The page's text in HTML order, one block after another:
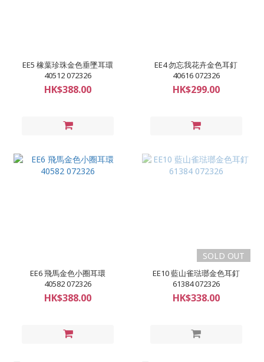
EE5 橡葉珍珠金色垂墜耳環
40512 072326
HK$388.00
EE4 勿忘我花卉金色耳釘
40616 072326
HK$299.00
EE6 飛馬金色小圈耳環
40582 072326
HK$388.00
SOLD OUT
EE10 藍山雀琺瑯金色耳釘
61384 072326
HK$338.00